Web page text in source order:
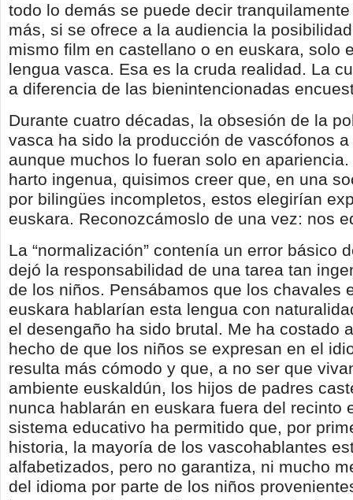
todo lo demás se puede decir
más, si se ofrece a la audiencia la
mismo film en castellano o en euskara, solo
lengua vasca. Esa es la cruda realidad. La
a diferencia de las bienintencionadas
Durante cuatro décadas, la obsesión de la
vasca ha sido la producción de vascófonos
aunque muchos lo fueran solo en
harto ingenua, quisimos creer que, en una
por bilingües incompletos, estos elegirían
euskara. Reconozcámoslo de una vez: nos
La “normalización” contenía un error básico
dejó la responsabilidad de una tarea tan
de los niños. Pensábamos que los chavales
euskara hablarían esta lengua con
el desengaño ha sido brutal. Me ha costado
hecho de que los niños se expresan en el
resulta más cómodo y que, a no ser que
ambiente euskaldún, los hijos de padres
nunca hablarán en euskara fuera del recinto
sistema educativo ha permitido que, por
historia, la mayoría de los vascohablantes
alfabetizados, pero no garantiza, ni mucho
del idioma por parte de los niños